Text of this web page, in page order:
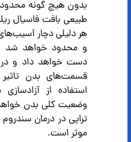
بدون هیچ گونه
طبیعی بافت فاسیال
هر دلیلی دچار
و محدود خواهد شد و
دست خواهد داد و در
قسمت‌های بدن تاثیر
استفاده از
وضعیت کلی بدن
تراپی در درمان
موثر است.